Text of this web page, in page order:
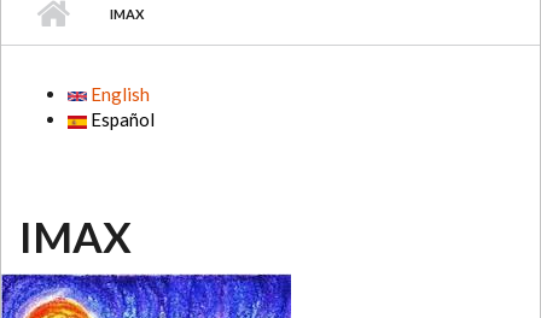
IMAX
English
Español
IMAX